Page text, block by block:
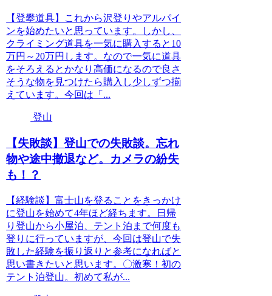
【登攀道具】これから沢登りやアルパイ
ンを始めたいと思っています。しかし、
クライミング道具を一気に購入すると10
万円～20万円します。なので一気に道具
をそろえるとかなり高価になるので良さ
そうな物を見つけたら購入し少しずつ揃
えています。今回は「...
登山
【失敗談】登山での失敗談。忘れ
物や途中撤退など。カメラの紛失
も！？
【経験談】富士山を登ることをきっかけ
に登山を始めて4年ほど経ちます。日帰
り登山から小屋泊、テント泊まで何度も
登りに行っていますが、今回は登山で失
敗した経験を振り返りと参考になればと
思い書きたいと思います。〇激寒！初の
テント泊登山。初めて私が...